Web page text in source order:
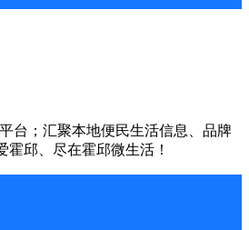
台；汇聚本地便民生活信息、品牌
邱、尽在霍邱微生活！